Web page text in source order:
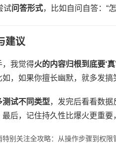
试​​问答形式​，比如自问自答：“
建议
，我觉得​火的内容归根到底要‘真
，如果你擅长幽默，就多发搞
测试不同类型​，发完后看看数
后，记住持久性比爆火更重
特别关注全攻略：从操作步骤到权